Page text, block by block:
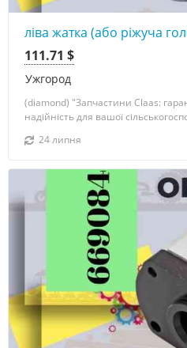
ліва жатка (або ріжуча
Ужгород
111.71 $
(diamond) "Запчастини Claas:
надійність для вашої
24 липня